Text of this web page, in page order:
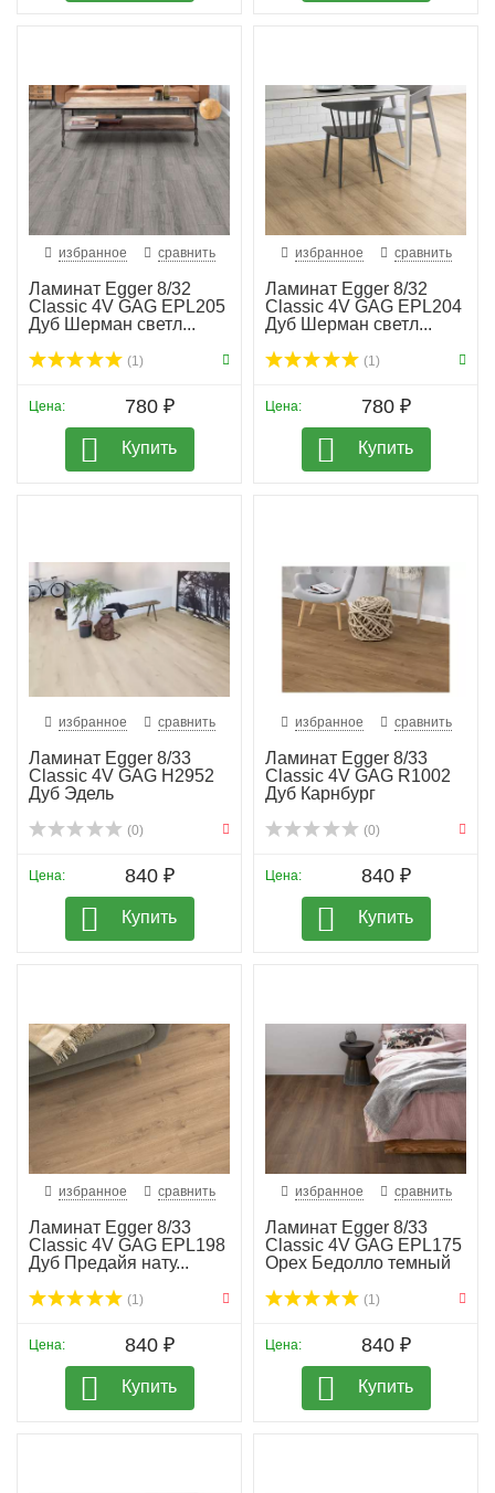
избранное сравнить
Ламинат Egger 8/32
Classic 4V GAG EPL205
Дуб Шерман светл...
(1)
Цена: 780 ₽
Купить
избранное сравнить
Ламинат Egger 8/32
Classic 4V GAG EPL204
Дуб Шерман светл...
(1)
Цена: 780 ₽
Купить
избранное сравнить
Ламинат Egger 8/33
Classic 4V GAG H2952
Дуб Эдель
(0)
Цена: 840 ₽
Купить
избранное сравнить
Ламинат Egger 8/33
Classic 4V GAG R1002
Дуб Карнбург
(0)
Цена: 840 ₽
Купить
избранное сравнить
Ламинат Egger 8/33
Classic 4V GAG EPL198
Дуб Предайя нату...
(1)
Цена: 840 ₽
Купить
избранное сравнить
Ламинат Egger 8/33
Classic 4V GAG EPL175
Орех Бедолло темный
(1)
Цена: 840 ₽
Купить